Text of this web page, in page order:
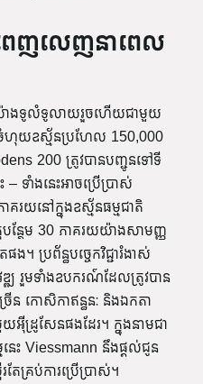
េញលេញនាពេល
ាងទូលំទូលាយរួចហើយជាមួយ
ហុយឧស្ម័នប្រហែល 150,000
200 ត្រូវបានបញ្ជូនទៅទី
ទាំងនេះអាចប្រើប្រាស់
យនៅក្នុងឧស្ម័នធម្មជាតិ
ន្ថែម 30 ភាគរយយ៉ាងសាមញ្ញ
។ ប្រព័ន្ធបច្ចេកវិជ្ជារំងាស់
ឍ រួមទាំងឧបករណ៍ដែលត្រូវបាន
ើន កោសិកាឥន្ធនៈ និងឯកតា
ដ្រូសែនផងដែរ។ ក្នុងនាមជា
មនេះ Viessmann នឹងផ្តល់ជូន
គ្រប់ការប្រើប្រាស់។